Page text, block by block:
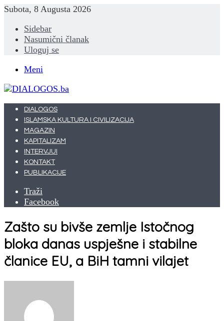
Subota, 8 Augusta 2026
Sidebar
Nasumični članak
Uloguj se
Meni
DIALOGOS
ISLAMSKA KULTURA I CIVILIZACIJA
MAGAZIN
KAPITALIZAM
INTERVJUI
KONTAKT
PUBLIKACIJE
Traži
Facebook
Zašto su bivše zemlje Istočnog
bloka danas uspješne i stabilne
članice EU, a BiH tamni vilajet